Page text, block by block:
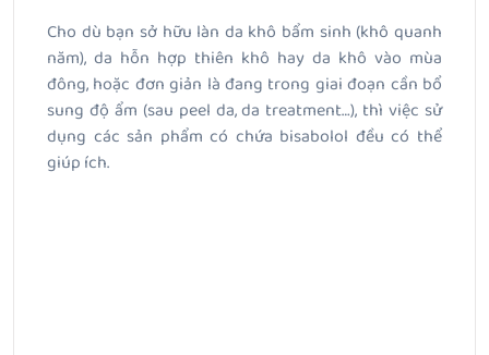
Cho dù bạn sở hữu làn da khô bẩm sinh (khô quanh
năm), da hỗn hợp thiên khô hay da khô vào mùa
đông, hoặc đơn giản là đang trong giai đoạn cần bổ
sung độ ẩm (sau peel da, da treatment…), thì việc sử
dụng các sản phẩm có chứa bisabolol đều có thể
giúp ích.